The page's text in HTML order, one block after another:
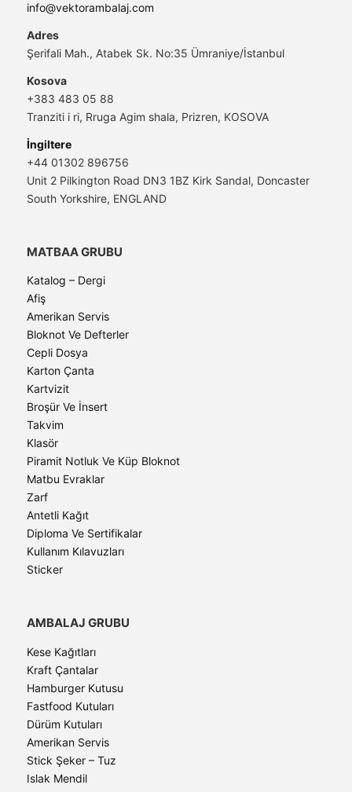
info@vektorambalaj.com
Adres
Şerifali Mah., Atabek Sk. No:35 Ümraniye/İstanbul
Kosova
+383 483 05 88
Tranziti i ri, Rruga Agim shala, Prizren, KOSOVA
İngiltere
+44 01302 896756
Unit 2 Pilkington Road DN3 1BZ Kirk Sandal, Doncaster
South Yorkshire, ENGLAND
MATBAA GRUBU
Katalog – Dergi
Afiş
Amerikan Servis
Bloknot Ve Defterler
Cepli Dosya
Karton Çanta
Kartvizit
Broşür Ve İnsert
Takvim
Klasör
Piramit Notluk Ve Küp Bloknot
Matbu Evraklar
Zarf
Antetli Kağıt
Diploma Ve Sertifikalar
Kullanım Kılavuzları
Sticker
AMBALAJ GRUBU
Kese Kağıtları
Kraft Çantalar
Hamburger Kutusu
Fastfood Kutuları
Dürüm Kutuları
Amerikan Servis
Stick Şeker – Tuz
Islak Mendil